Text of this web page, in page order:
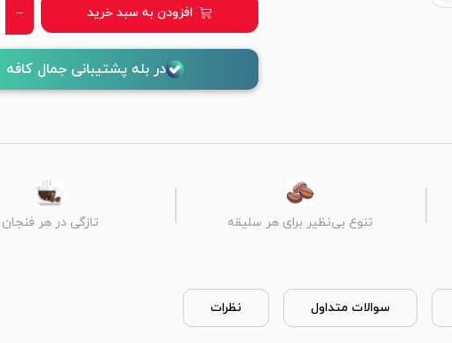
افزودن به سبد خرید
در بله پشتیبانی جمال کافه
تنوع بی‌نظیر برای هر سلیقه تازگی در هر فنجان
سوالات متداول نظرات